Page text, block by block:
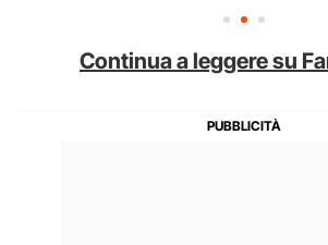
Continua a leggere su